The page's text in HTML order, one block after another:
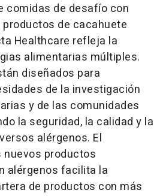
comidas de desafío con
de cacahuete
Healthcare refleja la
alimentarias múltiples.
diseñados para
de la investigación
y de las comunidades
la seguridad, la calidad y la
alérgenos. El
productos
alérgenos facilita la
de productos con más